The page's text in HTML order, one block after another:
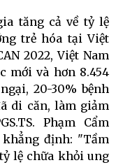
tăng cả về tỷ lệ
trẻ hóa tại Việt
2022, Việt Nam
mới và hơn 8.454
20-30% bệnh
di căn, làm giảm
Phạm Cẩm
định: "Tầm
lệ chữa khỏi ung